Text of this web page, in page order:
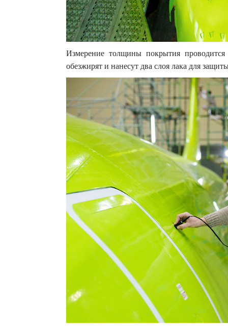
Измерение толщины покрытия
обезжирят и нанесут два слоя лака для